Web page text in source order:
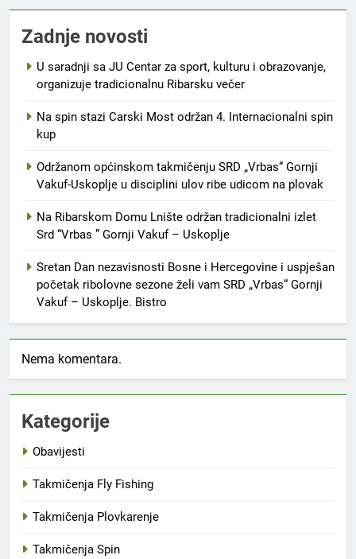
Zadnje novosti
U saradnji sa JU Centar za sport, kulturu i obrazovanje,
organizuje tradicionalnu Ribarsku večer
Na spin stazi Carski Most održan 4. Internacionalni spin
kup
Održanom općinskom takmičenju SRD „Vrbas“ Gornji
Vakuf-Uskoplje u disciplini ulov ribe udicom na plovak
Na Ribarskom Domu Lnište održan tradicionalni izlet
Srd “Vrbas ” Gornji Vakuf – Uskoplje
Sretan Dan nezavisnosti Bosne i Hercegovine i uspješan
početak ribolovne sezone želi vam SRD „Vrbas“ Gornji
Vakuf – Uskoplje. Bistro
Nema komentara.
Kategorije
Obavijesti
Takmičenja Fly Fishing
Takmičenja Plovkarenje
Takmičenja Spin